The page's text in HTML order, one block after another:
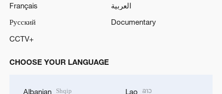
Français
العربية
Русский
Documentary
CCTV+
CHOOSE YOUR LANGUAGE
Albanian Shqip Lao ລາວ